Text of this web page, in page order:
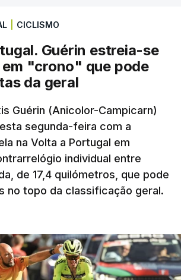
CICLISMO
Guérin estreia-se
em "crono" que pode
da geral
Guérin (Anicolor-Campicarn)
segunda-feira com a
na Volta a Portugal em
individual entre
de 17,4 quilómetros, que pode
no topo da classificação geral.